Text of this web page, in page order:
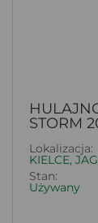
STORM
Lokalizacja:
KIELCE,
Stan:
Używany